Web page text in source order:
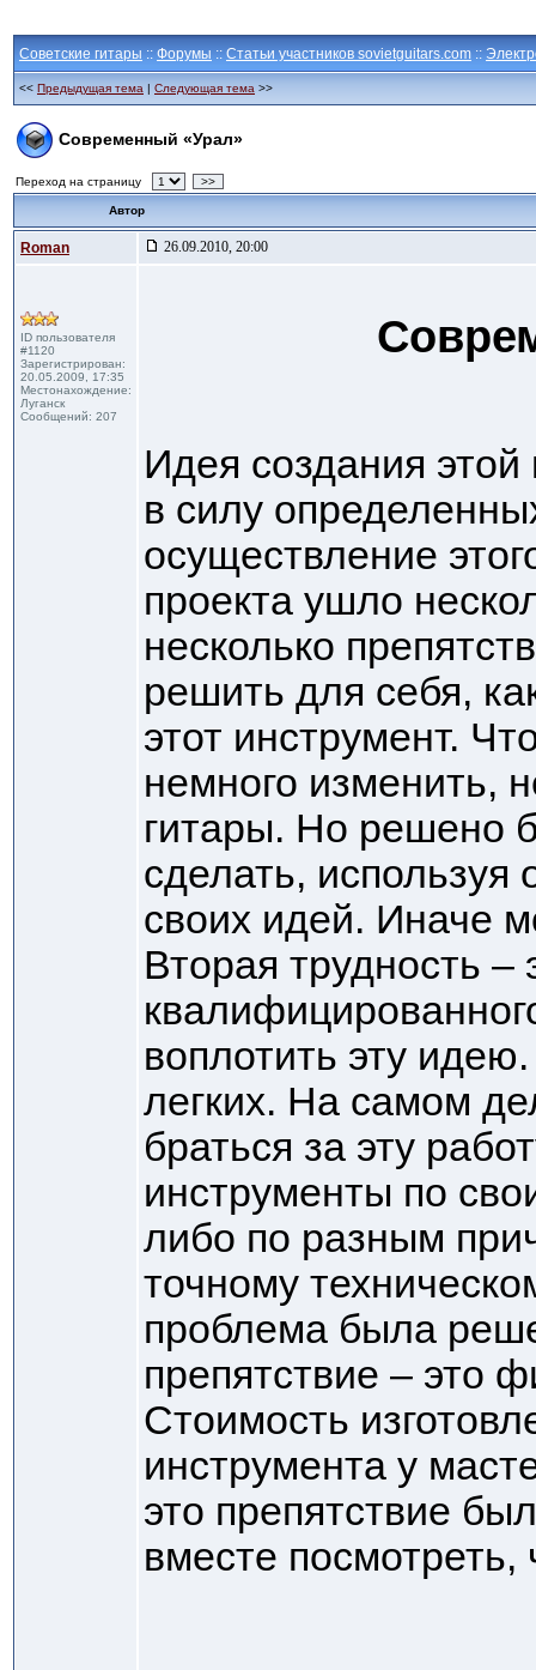
Советские гитары :: Форумы :: Статьи участников sovietguitars.com ::
<< Предыдущая тема | Следующая тема >>
Современный «Урал»
Переход на страницу >>
Автор
Roman 26.09.2010, 20:00
ID пользователя
#1120
Зарегистрирован:
20.05.2009, 17:35
Местонахождение:
Луганск
Сообщений: 207
Идея создания
в силу
осуществление
проекта ушло
несколько
решить для себя,
этот инструмент.
немного изменить,
гитары. Но решено
сделать, используя
своих идей. Иначе
Вторая трудность –
воплотить эту
легких. На самом
браться за эту
инструменты по
либо по разным
точному
проблема была
препятствие – это
Стоимость
инструмента у
это препятствие
вместе посмотреть,